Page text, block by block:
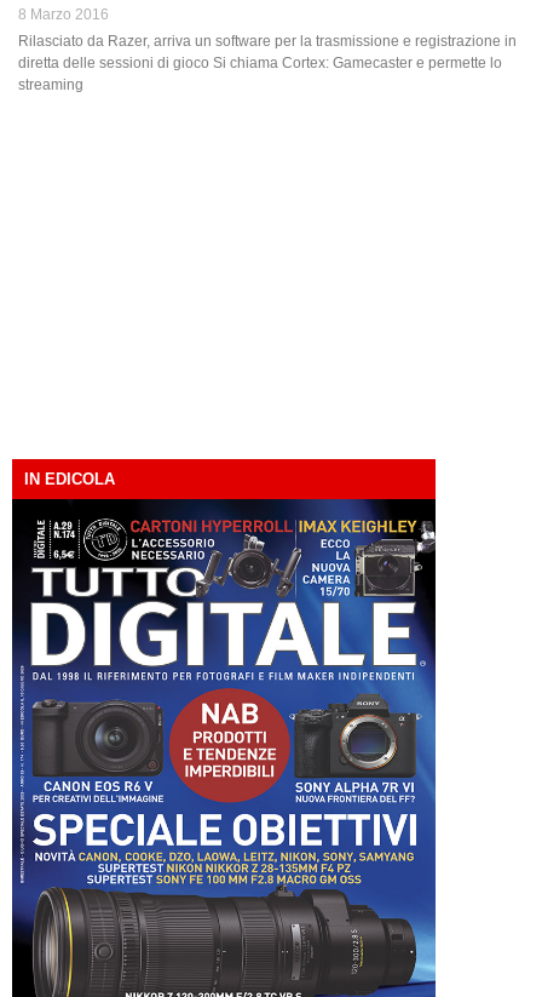
8 Marzo 2016
Rilasciato da Razer, arriva un software per la trasmissione e registrazione in
diretta delle sessioni di gioco Si chiama Cortex: Gamecaster e permette lo
streaming
IN EDICOLA